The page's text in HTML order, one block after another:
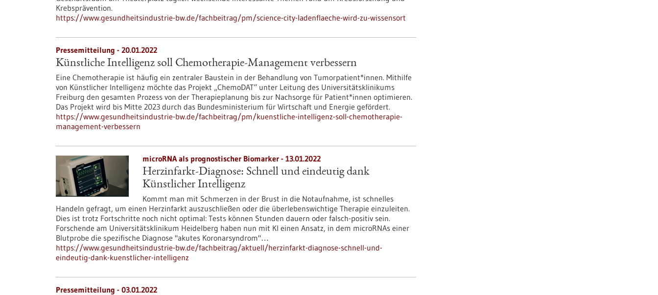
Krebsprävention.
https://www.gesundheitsindustrie-bw.de/fachbeitrag/pm/science-city-ladenflaeche-wird-zu-wissensort
Pressemitteilung - 20.01.2022
Künstliche Intelligenz soll Chemotherapie-Management verbessern
Eine Chemotherapie ist häufig ein zentraler Baustein in der Behandlung von Tumorpatient*innen. Mithilfe
von Künstlicher Intelligenz möchte das Projekt „ChemoDAT“ unter Leitung des Universitätsklinikums
Freiburg den gesamten Prozess von der Therapieplanung bis zur Nachsorge für Patient*innen optimieren.
Das Projekt wird bis Mitte 2023 durch das Bundesministerium für Wirtschaft und Energie gefördert.
https://www.gesundheitsindustrie-bw.de/fachbeitrag/pm/kuenstliche-intelligenz-soll-chemotherapie-
management-verbessern
microRNA als prognostischer Biomarker - 13.01.2022
Herzinfarkt-Diagnose: Schnell und eindeutig dank
Künstlicher Intelligenz
Kommt man mit Schmerzen in der Brust in die Notaufnahme, ist schnelles
Handeln gefragt, um einen Herzinfarkt auszuschließen oder die überlebenswichtige Therapie einzuleiten.
Dies ist trotz Fortschritte noch nicht optimal: Tests können Stunden dauern oder falsch-positiv sein.
Forschende am Universitätsklinikum Heidelberg haben nun mit KI einen Ansatz, in dem microRNAs einer
Blutprobe die spezifische Diagnose "akutes Koronarsyndrom"…
https://www.gesundheitsindustrie-bw.de/fachbeitrag/aktuell/herzinfarkt-diagnose-schnell-und-
eindeutig-dank-kuenstlicher-intelligenz
Pressemitteilung - 03.01.2022